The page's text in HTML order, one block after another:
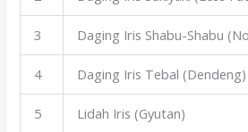
3 Daging Iris Shabu-Shabu
4 Daging Iris Tebal (Dendeng)
5 Lidah Iris (Gyutan)